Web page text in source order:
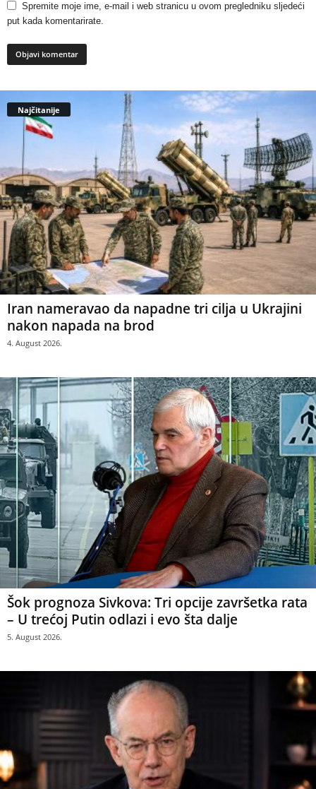
Spremite moje ime, e-mail i web stranicu u ovom pregledniku sljedeći
put kada komentarirate.
Najčitanije
Iran nameravao da napadne tri cilja u Ukrajini
nakon napada na brod
4. August 2026.
Šok prognoza Sivkova: Tri opcije završetka rata
– U trećoj Putin odlazi i evo šta dalje
5. August 2026.